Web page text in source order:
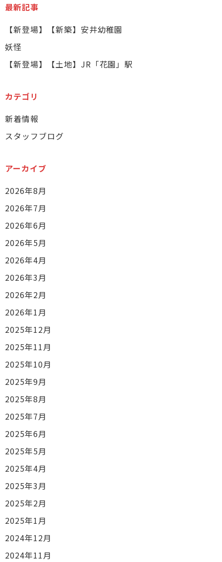
最新記事
【新登場】【新築】安井幼稚園
妖怪
【新登場】【土地】JR「花園」駅
カテゴリ
新着情報
スタッフブログ
アーカイブ
2026年8月
2026年7月
2026年6月
2026年5月
2026年4月
2026年3月
2026年2月
2026年1月
2025年12月
2025年11月
2025年10月
2025年9月
2025年8月
2025年7月
2025年6月
2025年5月
2025年4月
2025年3月
2025年2月
2025年1月
2024年12月
2024年11月